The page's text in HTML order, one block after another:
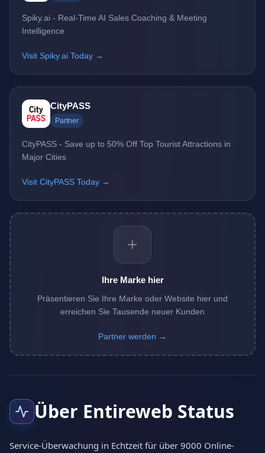
Spiky.ai - Real-Time AI Sales Coaching & Meeting
Intelligence
Visit Spiky.ai Today →
CityPASS
Partner
CityPASS - Save up to 50% Off Top Tourist Attractions in
Major Cities
Visit CityPASS Today →
+
Ihre Marke hier
Präsentieren Sie Ihre Marke oder Website hier und
erreichen Sie Tausende neuer Kunden
Partner werden →
Über Entireweb Status
Service-Überwachung in Echtzeit für über 9000 Online-